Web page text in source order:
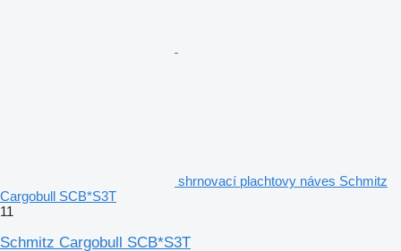
shrnovací plachtovy náves Schmitz
Cargobull SCB*S3T
11
Schmitz Cargobull SCB*S3T